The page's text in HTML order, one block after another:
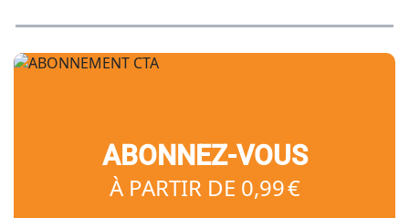
ABONNEZ-VOUS
À PARTIR DE 0,99 €